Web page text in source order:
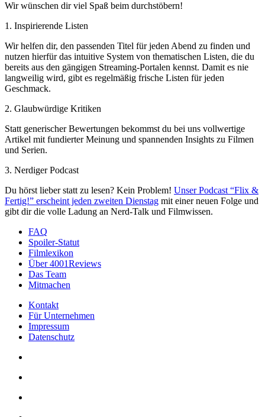
Wir wünschen dir viel Spaß beim durchstöbern!
1. Inspirierende Listen
Wir helfen dir, den passenden Titel für jeden Abend zu finden und
nutzen hierfür das intuitive System von thematischen Listen, die du
bereits aus den gängigen Streaming-Portalen kennst. Damit es nie
langweilig wird, gibt es regelmäßig frische Listen für jeden
Geschmack.
2. Glaubwürdige Kritiken
Statt generischer Bewertungen bekommst du bei uns vollwertige
Artikel mit fundierter Meinung und spannenden Insights zu Filmen
und Serien.
3. Nerdiger Podcast
Du hörst lieber statt zu lesen? Kein Problem! Unser Podcast “Flix &
Fertig!” erscheint jeden zweiten Dienstag mit einer neuen Folge und
gibt dir die volle Ladung an Nerd-Talk und Filmwissen.
FAQ
Spoiler-Statut
Filmlexikon
Über 4001Reviews
Das Team
Mitmachen
Kontakt
Für Unternehmen
Impressum
Datenschutz